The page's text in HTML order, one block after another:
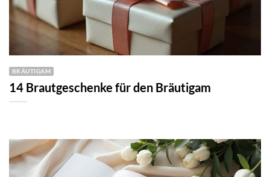
BRÄUTIGAM
14 Brautgeschenke für den Bräutigam